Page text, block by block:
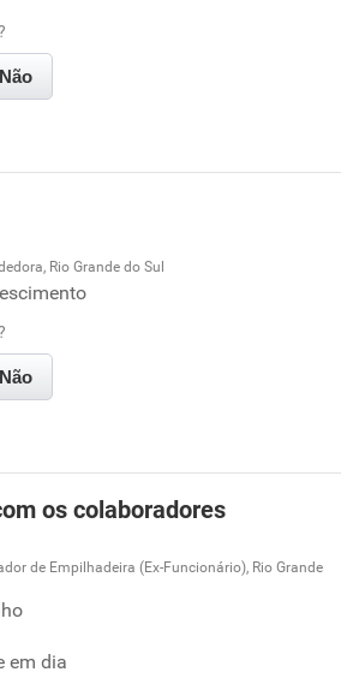
familiar
Não
empresa
Rio Grande do Sul
Não
os colaboradores
de Empilhadeira (Ex-Funcionário), Rio Grande
em dia